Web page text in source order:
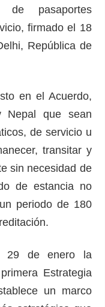
pasaportes
firmado el 18
República de
en el Acuerdo,
Nepal que sean
de servicio u
transitar y
sin necesidad de
de estancia no
periodo de 180
29 de enero la
Estrategia
un marco